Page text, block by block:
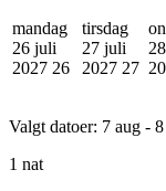
mandag
26 juli
2027 26
tirsdag
27 juli
2027 27
Valgt datoer: 7 aug -
1 nat